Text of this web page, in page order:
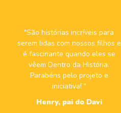
"São histórias incríveis para
serem lidas com nossos filhos e
é fascinante quando eles se
vêem Dentro da História.
Parabéns pelo projeto e
iniciativa! "
Henry, pai do Davi